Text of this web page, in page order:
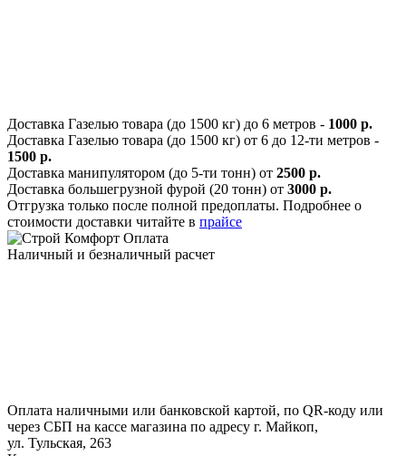
Доставка Газелью товара (до 1500 кг) до 6 метров - 1000 р.
Доставка Газелью товара (до 1500 кг) от 6 до 12-ти метров -
1500 р.
Доставка манипулятором (до 5-ти тонн) от 2500 р.
Доставка большегрузной фурой (20 тонн) от 3000 р.
Отгрузка только после полной предоплаты. Подробнее о
стоимости доставки читайте в прайсе
Оплата
Наличный и безналичный расчет
Оплата наличными или банковской картой, по QR-коду или
через СБП на кассе магазина по адресу г. Майкоп,
ул. Тульская, 263